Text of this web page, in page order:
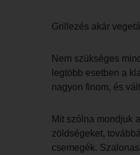
Grillezés akár
Nem szükséges
legtöbb esetben a
nagyon finom, és
Mit szólna mondjuk
zöldségeket,
csemegék.